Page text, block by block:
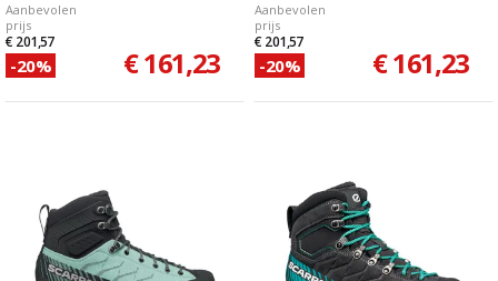
Aanbevolen
prijs
€ 201,57
-20% € 161,23
Aanbevolen
prijs
€ 201,57
-20% € 161,23